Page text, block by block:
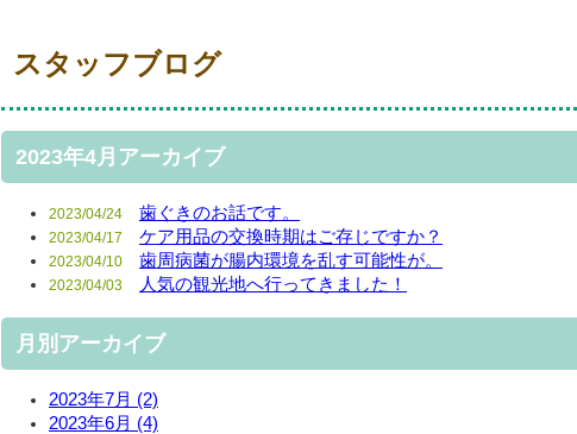
スタッフブログ
2023年4月アーカイブ
2023/04/24 歯ぐきのお話です。
2023/04/17 ケア用品の交換時期はご存じですか？
2023/04/10 歯周病菌が腸内環境を乱す可能性が。
2023/04/03 人気の観光地へ行ってきました！
月別アーカイブ
2023年7月 (2)
2023年6月 (4)